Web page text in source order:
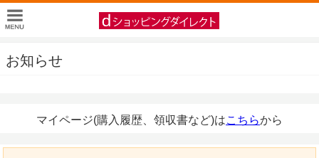
お知らせ
マイページ(購入履歴、領収書など)はこちらから